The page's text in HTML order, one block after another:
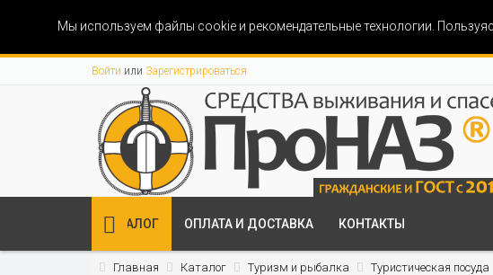
Мы используем файлы cookie и рекомендательные технологии.
Войти или Зарегистрироваться
КАТАЛОГ ОПЛАТА И ДОСТАВКА КОНТАКТЫ
Главная Каталог Туризм и рыбалка Туристическая посуда